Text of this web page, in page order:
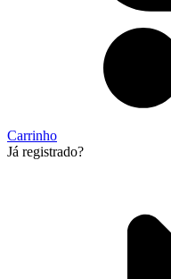
Carrinho
Já registrado?